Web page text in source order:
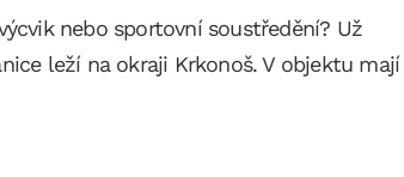
nebo sportovní soustředění? Už
leží na okraji Krkonoš. V objektu mají